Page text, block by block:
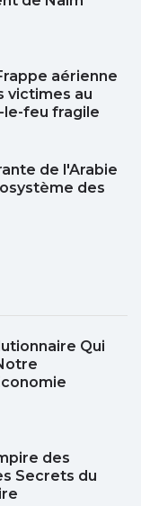
aérienne
victimes au
le-feu fragile
de l'Arabie
des
Qui
des
Secrets du